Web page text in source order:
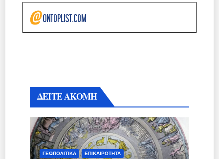
ΔΕΙΤΕ ΑΚΟΜΗ
ΓΕΩΠΟΛΙΤΙΚΆ ΕΠΙΚΑΙΡΌΤΗΤΑ